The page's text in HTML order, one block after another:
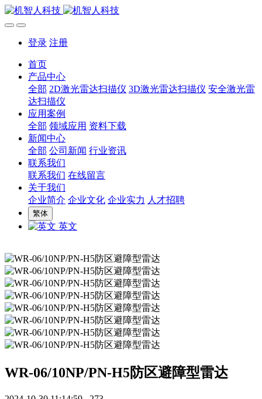
登录 注册
首页
产品中心
全部 2D激光雷达扫描仪 3D激光雷达扫描仪 安全激光雷
达扫描仪
应用案例
全部 领域应用 资料下载
新闻中心
全部 公司新闻 行业资讯
联系我们
联系我们 在线留言
关于我们
企业简介 企业文化 企业实力 人才招聘
繁体
英文
WR-06/10NP/PN-H5防区避障型雷达